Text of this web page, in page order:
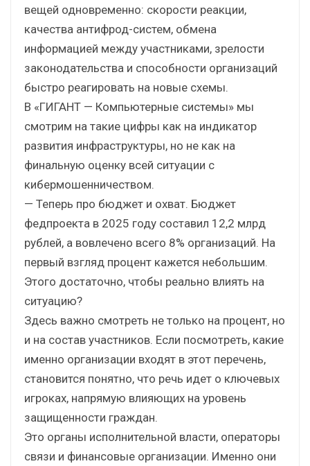
вещей одновременно: скорости реакции,
качества антифрод-систем, обмена
информацией между участниками, зрелости
законодательства и способности организаций
быстро реагировать на новые схемы.
В «ГИГАНТ — Компьютерные системы» мы
смотрим на такие цифры как на индикатор
развития инфраструктуры, но не как на
финальную оценку всей ситуации с
кибермошенничеством.
— Теперь про бюджет и охват. Бюджет
федпроекта в 2025 году составил 12,2 млрд
рублей, а вовлечено всего 8% организаций. На
первый взгляд процент кажется небольшим.
Этого достаточно, чтобы реально влиять на
ситуацию?
Здесь важно смотреть не только на процент, но
и на состав участников. Если посмотреть, какие
именно организации входят в этот перечень,
становится понятно, что речь идет о ключевых
игроках, напрямую влияющих на уровень
защищенности граждан.
Это органы исполнительной власти, операторы
связи и финансовые организации. Именно они